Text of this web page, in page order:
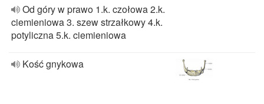
Od góry w prawo 1.k. czołowa 2.k.
ciemieniowa 3. szew strzałkowy 4.k.
potyliczna 5.k. ciemieniowa
Kość gnykowa